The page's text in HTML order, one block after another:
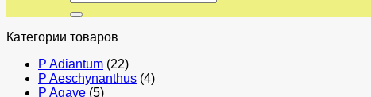
Категории товаров
P Adiantum (22)
P Aeschynanthus (4)
P Agave (5)